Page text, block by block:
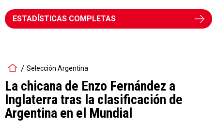
ESTADÍSTICAS COMPLETAS
Selección Argentina
La chicana de Enzo Fernández a
Inglaterra tras la clasificación de
Argentina en el Mundial